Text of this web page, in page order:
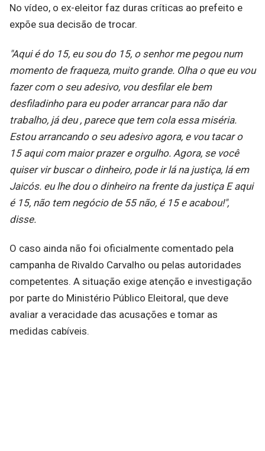
No vídeo, o ex-eleitor faz duras críticas ao prefeito e
expõe sua decisão de trocar.
"Aqui é do 15, eu sou do 15, o senhor me pegou num
momento de fraqueza, muito grande. Olha o que eu vou
fazer com o seu adesivo, vou desfilar ele bem
desfiladinho para eu poder arrancar para não dar
trabalho, já deu , parece que tem cola essa miséria.
Estou arrancando o seu adesivo agora, e vou tacar o
15 aqui com maior prazer e orgulho. Agora, se você
quiser vir buscar o dinheiro, pode ir lá na justiça, lá em
Jaicós. eu lhe dou o dinheiro na frente da justiça E aqui
é 15, não tem negócio de 55 não, é 15 e acabou!",
disse.
O caso ainda não foi oficialmente comentado pela
campanha de Rivaldo Carvalho ou pelas autoridades
competentes. A situação exige atenção e investigação
por parte do Ministério Público Eleitoral, que deve
avaliar a veracidade das acusações e tomar as
medidas cabíveis.